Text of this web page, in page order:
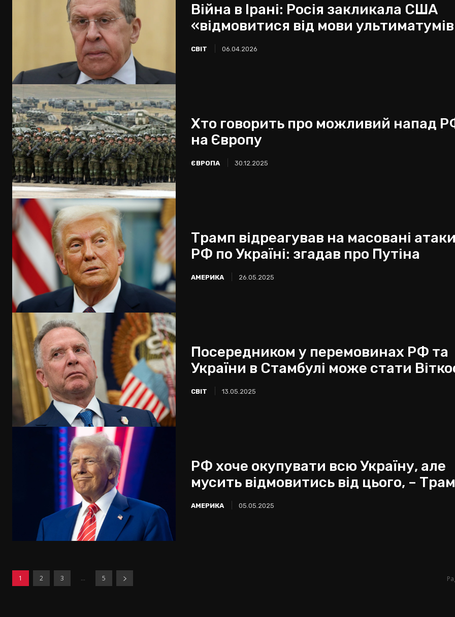
Війна в Ірані: Росія закликала США
«відмовитися від мови
СВІТ 06.04.2026
Хто говорить про можливий напад
на Європу
ЄВРОПА 30.12.2025
Трамп відреагував на масовані
РФ по Україні: згадав про Путіна
АМЕРИКА 26.05.2025
Посередником у перемовинах РФ та
України в Стамбулі може стати
СВІТ 13.05.2025
РФ хоче окупувати всю Україну, але
мусить відмовитись від цього, –
АМЕРИКА 05.05.2025
1 2 3 ... 5